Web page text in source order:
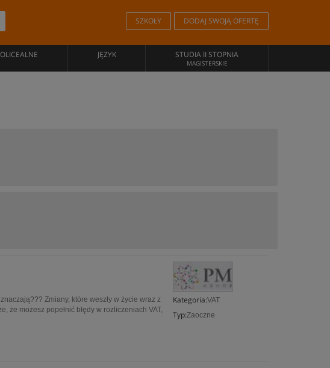
SZKOŁY DODAJ SWOJĄ OFERTĘ
JĘZYK STUDIA II STOPNIA
MAGISTERSKIE
Kategoria:VAT
Typ:Zaoczne
Zmiany, które weszły w życie wraz z
że możesz popełnić błędy w rozliczeniach VAT,